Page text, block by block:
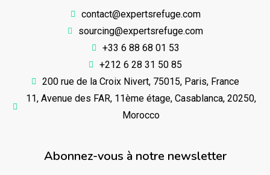
contact@expertsrefuge.com
sourcing@expertsrefuge.com
+33 6 88 68 01 53
+212 6 28 31 50 85
200 rue de la Croix Nivert, 75015, Paris, France
11, Avenue des FAR, 11ème étage, Casablanca, 20250,
Morocco
Abonnez-vous à notre newsletter